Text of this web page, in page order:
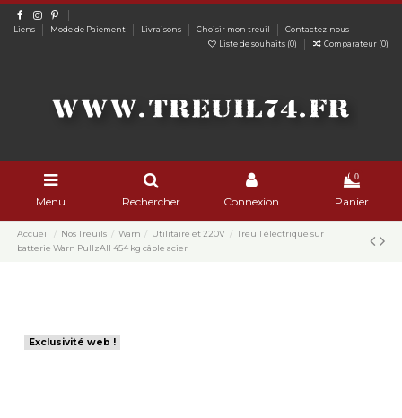
Liens Mode de Paiement Livraisons Choisir mon treuil
Contactez-nous
Liste de souhaits (0) Comparateur (0)
Menu Rechercher Connexion
0
Panier
Accueil Nos Treuils Warn Utilitaire et 220V
Treuil électrique sur
batterie Warn PullzAll 454 kg câble acier
Exclusivité web !